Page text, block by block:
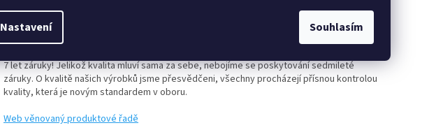
Nastavení Souhlasím
Odolnost a dlouhá životnost: Praktické, odolné a inteligentně navržené výrobky. Skvěle
plní svou funkci. Pokud se potřebujete vtěsnat do úsporného rozpočtu, Logi je pro vás
ideálním řešením.
7 let záruky! Jelikož kvalita mluví sama za sebe, nebojíme se poskytování sedmileté
záruky. O kvalitě našich výrobků jsme přesvědčeni, všechny procházejí přísnou kontrolou
kvality, která je novým standardem v oboru.
Web věnovaný produktové řadě